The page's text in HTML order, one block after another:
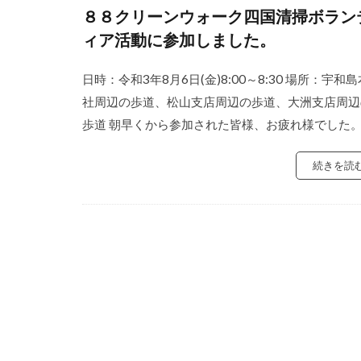
８８クリーンウォーク四国清掃ボラン
ィア活動に参加しました。
日時：令和3年8月6日(金)8:00～8:30 場所：宇和島
社周辺の歩道、松山支店周辺の歩道、大洲支店周
歩道 朝早くから参加された皆様、お疲れ様でした。
続きを読